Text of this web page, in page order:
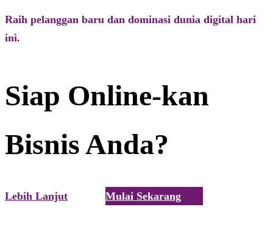
Raih pelanggan baru dan dominasi dunia digital hari
ini.
Siap Online-kan
Bisnis Anda?
Lebih Lanjut Mulai Sekarang